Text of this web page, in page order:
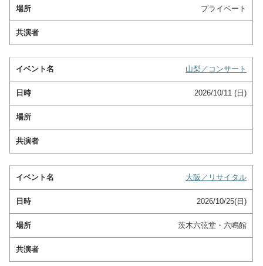
プライベート
山梨／コンサート
2026/10/11 (日)
大阪／リサイタル
2026/10/25(日)
茨木六弦堂・六鳴館